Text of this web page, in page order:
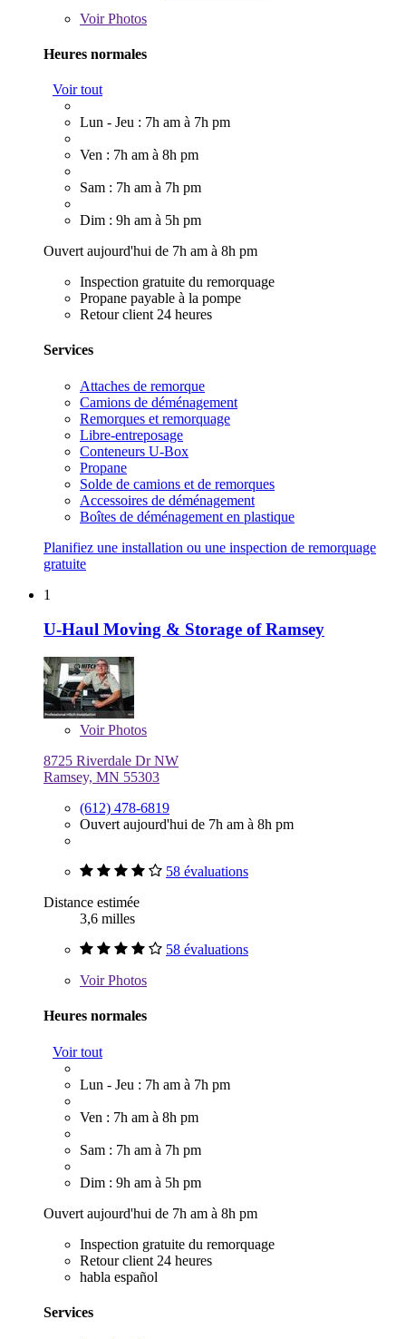
VoirPhotos
Heures normales
Voir tout
Lun - Jeu : 7h am à 7h pm
Ven : 7h am à 8h pm
Sam : 7h am à 7h pm
Dim : 9h am à 5h pm
Ouvert aujourd'hui de 7h am à 8h pm
Inspection gratuite du remorquage
Propane payable à la pompe
Retour client 24 heures
Services
Attaches de remorque
Camions de déménagement
Remorques et remorquage
Libre-entreposage
Conteneurs U-Box
Propane
Solde de camions et de remorques
Accessoires de déménagement
Boîtes de déménagement en plastique
Planifiez une installation ou une inspection de remorquage
gratuite
1
U-Haul Moving & Storage of Ramsey
VoirPhotos
8725 Riverdale Dr NW
Ramsey, MN 55303
(612) 478-6819
Ouvert aujourd'hui de 7h am à 8h pm
58 évaluations
Distance estimée
3,6 milles
58 évaluations
VoirPhotos
Heures normales
Voir tout
Lun - Jeu : 7h am à 7h pm
Ven : 7h am à 8h pm
Sam : 7h am à 7h pm
Dim : 9h am à 5h pm
Ouvert aujourd'hui de 7h am à 8h pm
Inspection gratuite du remorquage
Retour client 24 heures
habla español
Services